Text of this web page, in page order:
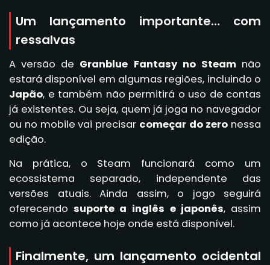
Um lançamento importante… com
ressalvas
A versão de Granblue Fantasy no Steamnão
estará disponível em algumas regiões, incluindo o
Japão, e também não permitirá o uso de contas
já existentes. Ou seja, quem já joga no navegador
ou no mobile vai precisar começar do zero nessa
edição.
Na prática, o Steam funcionará como um
ecossistema separado, independente das
versões atuais. Ainda assim, o jogo seguirá
oferecendo suporte a inglês e japonês, assim
como já acontece hoje onde está disponível.
Finalmente, um lançamento ocidental